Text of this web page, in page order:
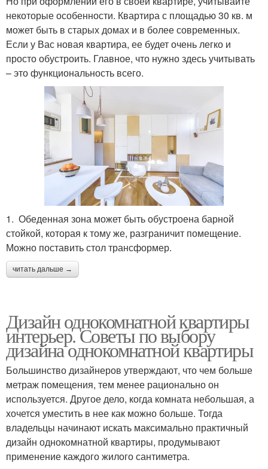
некоторые особенности. Квартира с площадью 30 кв. м
может быть в старых домах и в более современных.
Если у Вас новая квартира, ее будет очень легко и
просто обустроить. Главное, что нужно здесь учитывать
– это функциональность всего.
1. Обеденная зона может быть обустроена барной
стойкой, которая к тому же, разграничит помещение.
Можно поставить стол трансформер.
читать дальше →
Дизайн однокомнатной квартиры
интерьер. Советы по выбору
дизайна однокомнатной квартиры
Большинство дизайнеров утверждают, что чем больше
метраж помещения, тем менее рационально он
используется. Другое дело, когда комната небольшая, а
хочется уместить в нее как можно больше. Тогда
владельцы начинают искать максимально практичный
дизайн однокомнатной квартиры, продумывают
применение каждого жилого сантиметра.